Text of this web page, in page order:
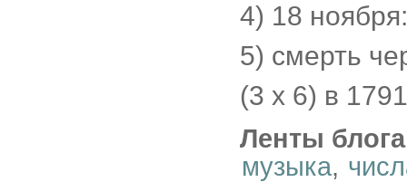
4) 18
5) смерть
(3 х 6) в
Ленты
музыка,